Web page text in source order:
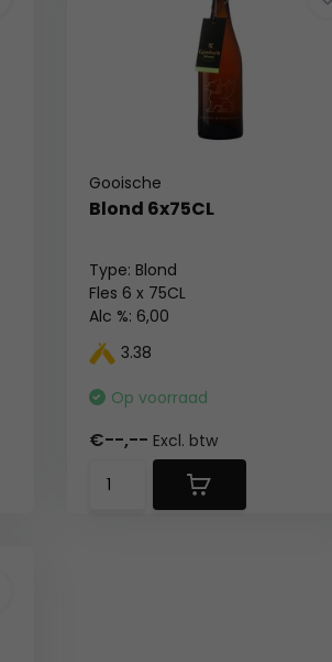
Gooische
Blond 6x75CL
Type: Blond
Fles 6 x 75CL
Alc %: 6,00
3.38
Op voorraad
€--,-- Excl. btw